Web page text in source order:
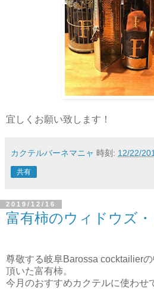
宜しくお願い致します！
カクテルバーネマニャ 時刻: 12/22/
共有
2019/12/16
富有柿のウィドウズ
尊敬する岐阜Barossa cocktailier
頂いた富有柿。
今月のおすすめカクテルに使わせ